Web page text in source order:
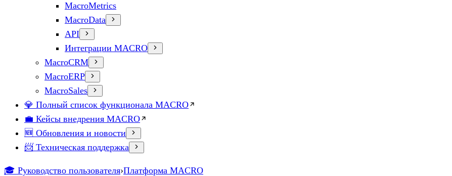
MacroMetrics
MacroData
API
Интеграции MACRO
MacroCRM
MacroERP
MacroSales
💎 Полный список функционала MACRO
💼 Кейсы внедрения MACRO
🆕 Обновления и новости
📨 Техническая поддержка
🎓 Руководство пользователя›Платформа MACRO